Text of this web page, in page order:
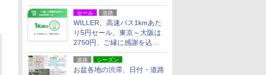
水ギアショーツは1990円に
セール 道路
WILLER、高速バス1kmあた
り5円セール。東京～大阪は
2750円、ご縁に感謝を込め
た20周年記念キャンペーン
道路 シーズン
お盆各地の渋滞、日付・道路